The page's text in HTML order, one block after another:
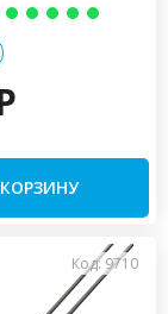
Код: 9710